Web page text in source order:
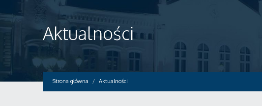
Aktualności
Strona główna Aktualności